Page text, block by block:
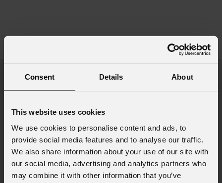
Consent Details About
This website uses cookies
We use cookies to personalise content and ads, to
provide social media features and to analyse our traffic.
We also share information about your use of our site with
our social media, advertising and analytics partners who
may combine it with other information that you’ve
Nome*
Cognome*
Email*